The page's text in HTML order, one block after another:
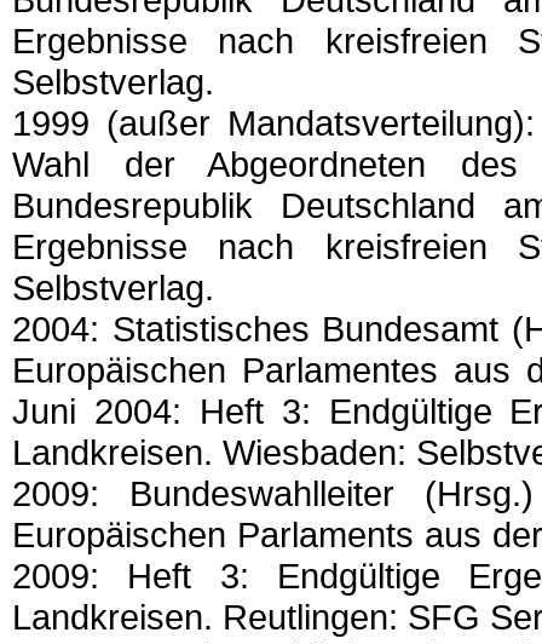
Ergebnisse nach kreisfreien
Selbstverlag.
1999 (außer
Wahl der Abgeordneten des
Bundesrepublik Deutschland
Ergebnisse nach kreisfreien
Selbstverlag.
2004: Statistisches Bundesamt
Europäischen Parlamentes aus
Juni 2004: Heft 3: Endgültige
Landkreisen. Wiesbaden:
2009: Bundeswahlleiter
Europäischen Parlaments aus
2009: Heft 3: Endgültige
Landkreisen. Reutlingen: SFG